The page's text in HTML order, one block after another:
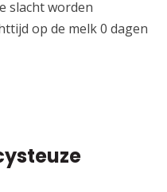
slacht worden
op de melk 0 dagen